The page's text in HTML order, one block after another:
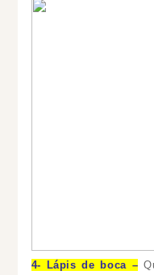
4- Lápis de boca –